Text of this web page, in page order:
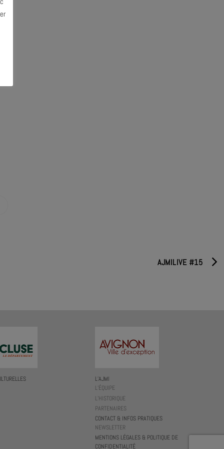
AJMILIVE #15
L’AJMI
L’ÉQUIPE
L’HISTORIQUE
PARTENAIRES
CONTACT & INFOS PRATIQUES
NEWSLETTER
MENTIONS LÉGALES & POLITIQUE DE
CONFIDENTIALITÉ